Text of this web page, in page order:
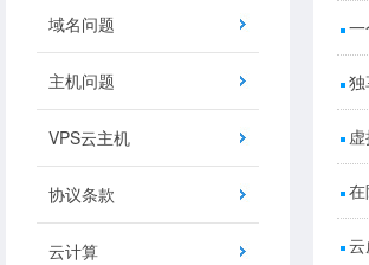
域名问题
主机问题
VPS云主机
协议条款
云计算